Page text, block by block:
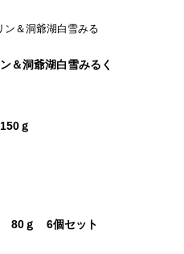
＆洞爺湖白雪みるく
ｇ
80ｇ 6個セット